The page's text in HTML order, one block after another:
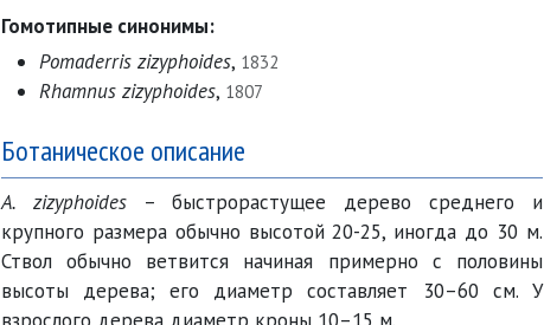
Гомотипные синонимы:
Pomaderris zizyphoides, 1832
Rhamnus zizyphoides, 1807
Ботаническое описание
A. zizyphoides– быстрорастущее дерево среднего и
крупного размера обычно высотой 20-25, иногда до 30 м.
Ствол обычно ветвится начиная примерно с половины
высоты дерева; его диаметр составляет 30–60 см. У